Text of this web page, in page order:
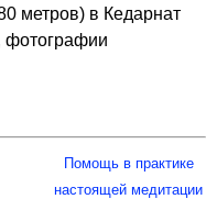
метров) в Кедарнат
фотографии
Помощь в практике
настоящей медитации